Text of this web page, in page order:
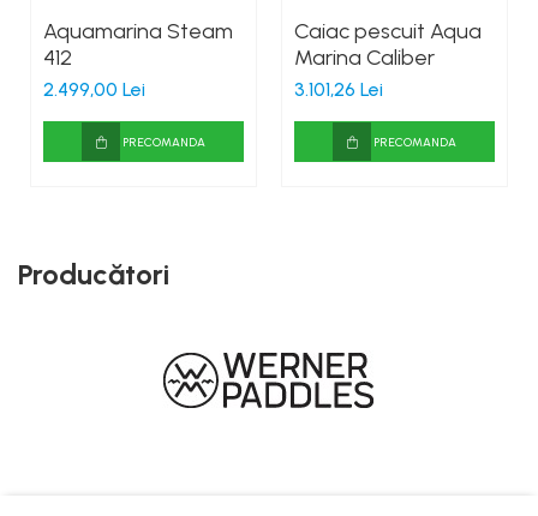
Aquamarina Steam
412
2.499,00 Lei
PRECOMANDA
Caiac pescuit Aqua
Marina Caliber
3.101,26 Lei
PRECOMANDA
Producători